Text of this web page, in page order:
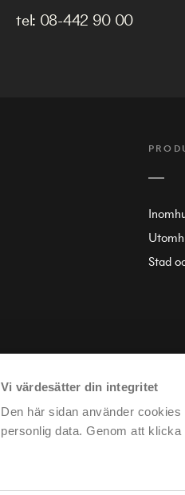
Vi värdesätter din integritet
Den här sidan använder
personlig data. Genom att
tel: 08-442 90 00
Stad